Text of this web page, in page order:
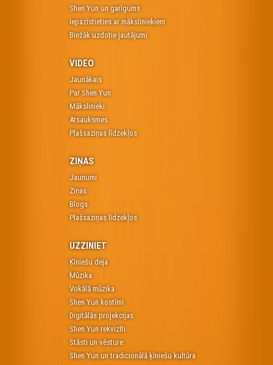
Shen Yun un garīgums
Iepazīstieties ar māksliniekiem
Biežāk uzdotie jautājumi
VIDEO
Jaunākais
Par Shen Yun
Mākslinieki
Atsauksmes
Plašsaziņas līdzekļos
ZIŅAS
Jaunumi
Ziņas
Blogs
Plašsaziņas līdzekļos
UZZINIET
Ķīniešu deja
Mūzika
Vokālā mūzika
Shen Yun kostīmi
Digitālās projekcijas
Shen Yun rekvizīti
Stāsti un vēsture
Shen Yun un tradicionālā ķīniešu kultūra